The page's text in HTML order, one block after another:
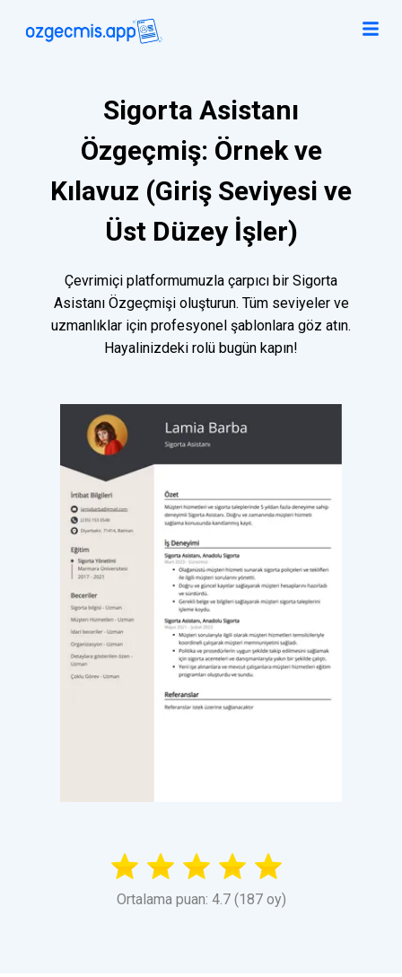
Sigorta Asistanı
Özgeçmiş: Örnek ve
Kılavuz (Giriş Seviyesi ve
Üst Düzey İşler)
Çevrimiçi platformumuzla çarpıcı bir Sigorta
Asistanı Özgeçmişi oluşturun. Tüm seviyeler ve
uzmanlıklar için profesyonel şablonlara göz atın.
Hayalinizdeki rolü bugün kapın!
Ortalama puan: 4.7 (187 oy)